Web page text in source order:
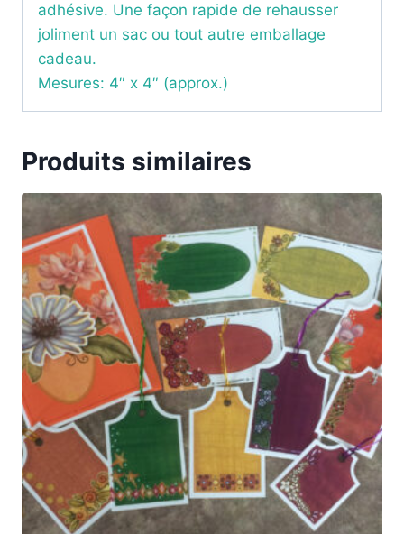
adhésive. Une façon rapide de rehausser
joliment un sac ou tout autre emballage
cadeau.
Mesures: 4″ x 4″ (approx.)
Produits similaires